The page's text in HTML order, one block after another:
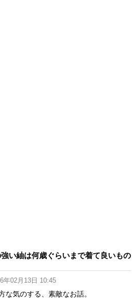
い紬は何歳ぐらいまで着て良いもの
02月13日 10:45
な気のする、素敵なお話。